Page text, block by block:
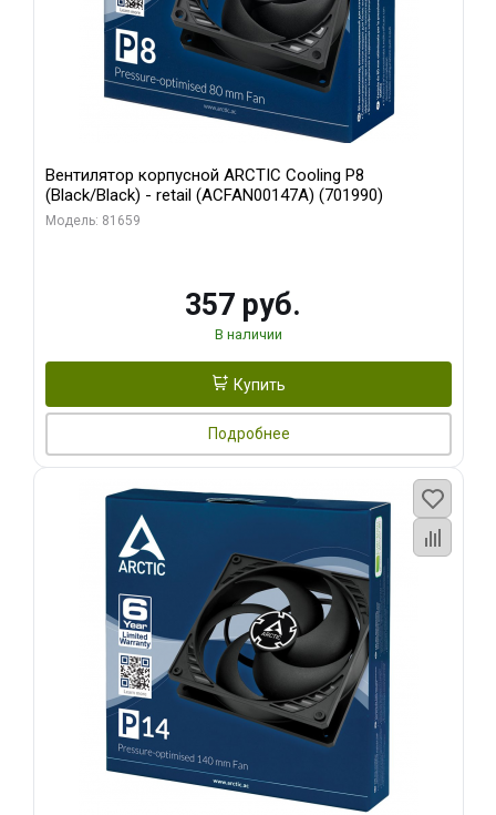
Вентилятор корпусной ARCTIC Cooling P8
(Black/Black) - retail (ACFAN00147A) (701990)
Модель: 81659
357 руб.
В наличии
Купить
Подробнее